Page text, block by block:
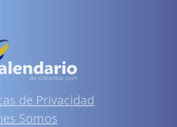
de Privacidad
Somos